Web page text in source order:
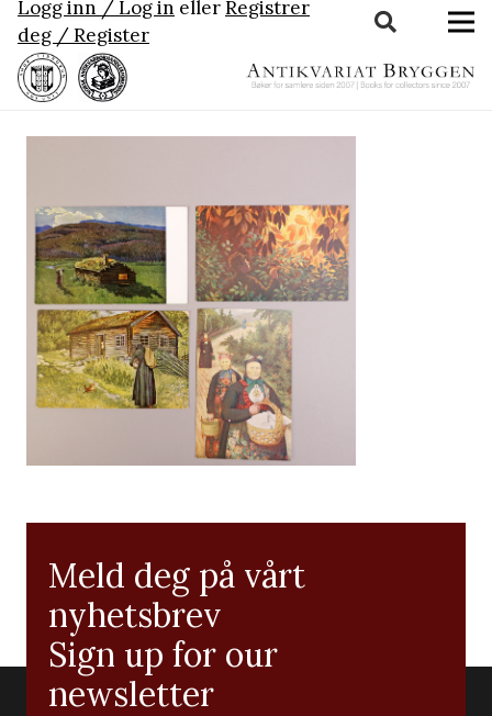
Logg inn / Log in ellerRegistrer
deg / Register
Meld deg på vårt
nyhetsbrev
Sign up for our
newsletter